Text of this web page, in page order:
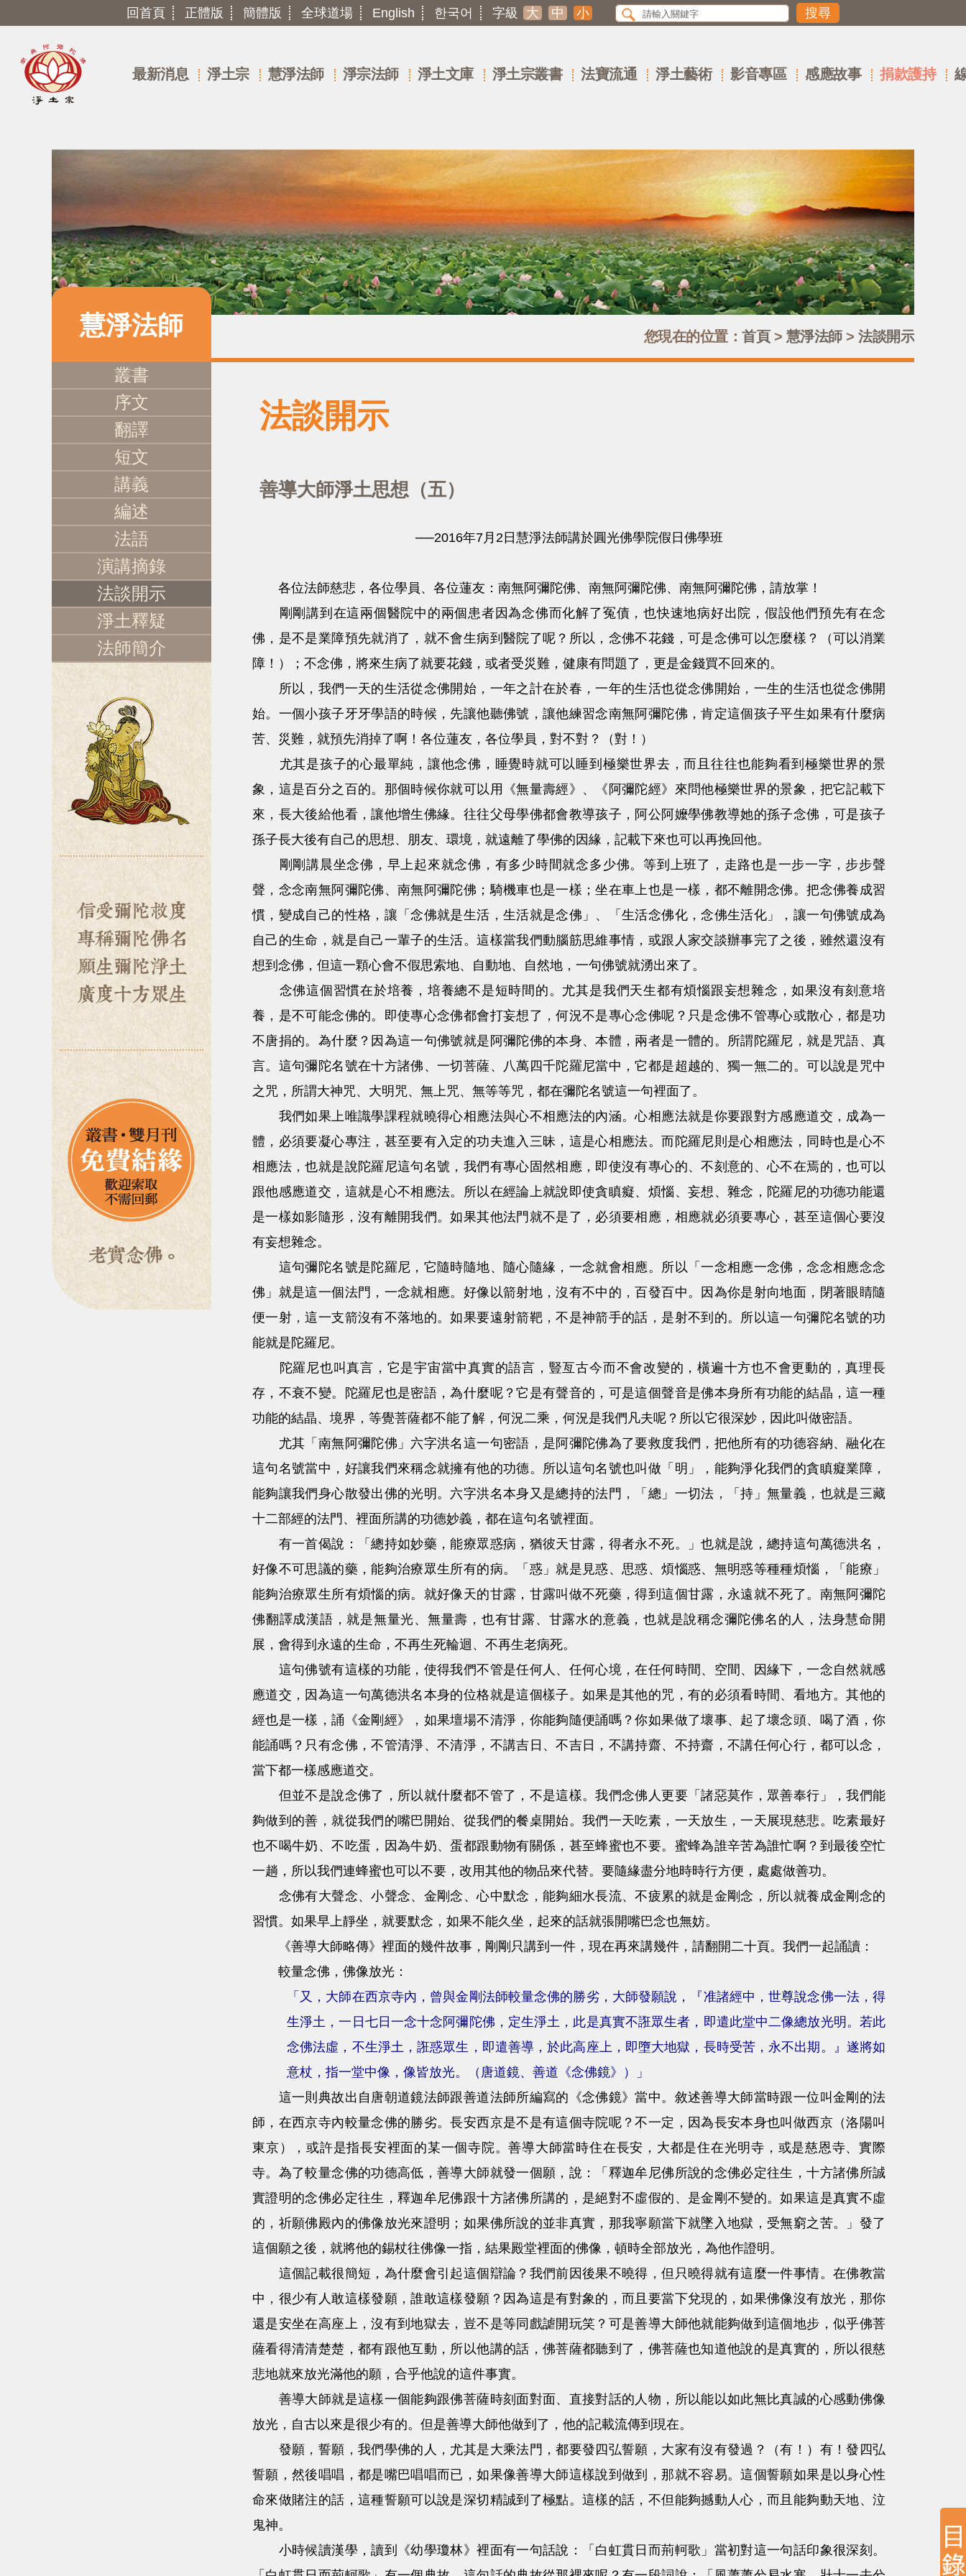
回首頁 正體版 簡體版 全球道場 English 한국어 字級 大 中 小
最新消息 淨土宗 慧淨法師 淨宗法師 淨土文庫 淨土宗叢書 法寶流通 淨土藝術 影音專區 感應故事 捐款護持
慧淨法師 您現在的位置： 首頁> 慧淨法師> 法談開示
叢書
序文
翻譯
短文
講義
編述
法語
演講摘錄
法談開示
淨土釋疑
法師簡介
法談開示
善導大師淨土思想（五）
──2016年7月2日慧淨法師講於圓光佛學院假日佛學班
各位法師慈悲，各位學員、各位蓮友：南無阿彌陀佛、南無阿彌陀佛、南無阿彌陀佛，請放掌！
剛剛講到在這兩個醫院中的兩個患者因為念佛而化解了冤債，也快速地病好出院，假設他們預先有在念
佛，是不是業障預先就消了，就不會生病到醫院了呢？所以，念佛不花錢，可是念佛可以怎麼樣？（可以消業
障！）；不念佛，將來生病了就要花錢，或者受災難，健康有問題了，更是金錢買不回來的。
所以，我們一天的生活從念佛開始，一年之計在於春，一年的生活也從念佛開始，一生的生活也從念佛開
始。一個小孩子牙牙學語的時候，先讓他聽佛號，讓他練習念南無阿彌陀佛，肯定這個孩子平生如果有什麼病
苦、災難，就預先消掉了啊！各位蓮友，各位學員，對不對？（對！）
尤其是孩子的心最單純，讓他念佛，睡覺時就可以睡到極樂世界去，而且往往也能夠看到極樂世界的景
象，這是百分之百的。那個時候你就可以用《無量壽經》、《阿彌陀經》來問他極樂世界的景象，把它記載下
來，長大後給他看，讓他增生佛緣。往往父母學佛都會教導孩子，阿公阿嬤學佛教導她的孫子念佛，可是孩子
孫子長大後有自己的思想、朋友、環境，就遠離了學佛的因緣，記載下來也可以再挽回他。
剛剛講晨坐念佛，早上起來就念佛，有多少時間就念多少佛。等到上班了，走路也是一步一字，步步聲
聲，念念南無阿彌陀佛、南無阿彌陀佛；騎機車也是一樣；坐在車上也是一樣，都不離開念佛。把念佛養成習
慣，變成自己的性格，讓「念佛就是生活，生活就是念佛」、「生活念佛化，念佛生活化」，讓一句佛號成為
自己的生命，就是自己一輩子的生活。這樣當我們動腦筋思維事情，或跟人家交談辦事完了之後，雖然還沒有
想到念佛，但這一顆心會不假思索地、自動地、自然地，一句佛號就湧出來了。
念佛這個習慣在於培養，培養總不是短時間的。尤其是我們天生都有煩惱跟妄想雜念，如果沒有刻意培
養，是不可能念佛的。即使專心念佛都會打妄想了，何況不是專心念佛呢？只是念佛不管專心或散心，都是功
不唐捐的。為什麼？因為這一句佛號就是阿彌陀佛的本身、本體，兩者是一體的。所謂陀羅尼，就是咒語、真
言。這句彌陀名號在十方諸佛、一切菩薩、八萬四千陀羅尼當中，它都是超越的、獨一無二的。可以說是咒中
之咒，所謂大神咒、大明咒、無上咒、無等等咒，都在彌陀名號這一句裡面了。
我們如果上唯識學課程就曉得心相應法與心不相應法的內涵。心相應法就是你要跟對方感應道交，成為一
體，必須要凝心專注，甚至要有入定的功夫進入三昧，這是心相應法。而陀羅尼則是心相應法，同時也是心不
相應法，也就是說陀羅尼這句名號，我們有專心固然相應，即使沒有專心的、不刻意的、心不在焉的，也可以
跟他感應道交，這就是心不相應法。所以在經論上就說即使貪瞋癡、煩惱、妄想、雜念，陀羅尼的功德功能還
是一樣如影隨形，沒有離開我們。如果其他法門就不是了，必須要相應，相應就必須要專心，甚至這個心要沒
有妄想雜念。
這句彌陀名號是陀羅尼，它隨時隨地、隨心隨緣，一念就會相應。所以「一念相應一念佛，念念相應念念
佛」就是這一個法門，一念就相應。好像以箭射地，沒有不中的，百發百中。因為你是射向地面，閉著眼睛隨
便一射，這一支箭沒有不落地的。如果要遠射箭靶，不是神箭手的話，是射不到的。所以這一句彌陀名號的功
能就是陀羅尼。
陀羅尼也叫真言，它是宇宙當中真實的語言，豎亙古今而不會改變的，橫遍十方也不會更動的，真理長
存，不衰不變。陀羅尼也是密語，為什麼呢？它是有聲音的，可是這個聲音是佛本身所有功能的結晶，這一種
功能的結晶、境界，等覺菩薩都不能了解，何況二乘，何況是我們凡夫呢？所以它很深妙，因此叫做密語。
尤其「南無阿彌陀佛」六字洪名這一句密語，是阿彌陀佛為了要救度我們，把他所有的功德容納、融化在
這句名號當中，好讓我們來稱念就擁有他的功德。所以這句名號也叫做「明」，能夠淨化我們的貪瞋癡業障，
能夠讓我們身心散發出佛的光明。六字洪名本身又是總持的法門，「總」一切法，「持」無量義，也就是三藏
十二部經的法門、裡面所講的功德妙義，都在這句名號裡面。
有一首偈說：「總持如妙藥，能療眾惑病，猶彼天甘露，得者永不死。」也就是說，總持這句萬德洪名，
好像不可思議的藥，能夠治療眾生所有的病。「惑」就是見惑、思惑、煩惱惑、無明惑等種種煩惱，「能療」
能夠治療眾生所有煩惱的病。就好像天的甘露，甘露叫做不死藥，得到這個甘露，永遠就不死了。南無阿彌陀
佛翻譯成漢語，就是無量光、無量壽，也有甘露、甘露水的意義，也就是說稱念彌陀佛名的人，法身慧命開
展，會得到永遠的生命，不再生死輪迴、不再生老病死。
這句佛號有這樣的功能，使得我們不管是任何人、任何心境，在任何時間、空間、因緣下，一念自然就感
應道交，因為這一句萬德洪名本身的位格就是這個樣子。如果是其他的咒，有的必須看時間、看地方。其他的
經也是一樣，誦《金剛經》，如果壇場不清淨，你能夠隨便誦嗎？你如果做了壞事、起了壞念頭、喝了酒，你
能誦嗎？只有念佛，不管清淨、不清淨，不講吉日、不吉日，不講持齋、不持齋，不講任何心行，都可以念，
當下都一樣感應道交。
但並不是說念佛了，所以就什麼都不管了，不是這樣。我們念佛人更要「諸惡莫作，眾善奉行」，我們能
夠做到的善，就從我們的嘴巴開始、從我們的餐桌開始。我們一天吃素，一天放生，一天展現慈悲。吃素最好
也不喝牛奶、不吃蛋，因為牛奶、蛋都跟動物有關係，甚至蜂蜜也不要。蜜蜂為誰辛苦為誰忙啊？到最後空忙
一趟，所以我們連蜂蜜也可以不要，改用其他的物品來代替。要隨緣盡分地時時行方便，處處做善功。
念佛有大聲念、小聲念、金剛念、心中默念，能夠細水長流、不疲累的就是金剛念，所以就養成金剛念的
習慣。如果早上靜坐，就要默念，如果不能久坐，起來的話就張開嘴巴念也無妨。
《善導大師略傳》裡面的幾件故事，剛剛只講到一件，現在再來講幾件，請翻開二十頁。我們一起誦讀：
較量念佛，佛像放光：
「又，大師在西京寺內，曾與金剛法師較量念佛的勝劣，大師發願說，『准諸經中，世尊說念佛一法，得
生淨土，一日七日一念十念阿彌陀佛，定生淨土，此是真實不誑眾生者，即遣此堂中二像總放光明。若此
念佛法虛，不生淨土，誑惑眾生，即遣善導，於此高座上，即墮大地獄，長時受苦，永不出期。』遂將如
意杖，指一堂中像，像皆放光。（唐道鏡、善道《念佛鏡》）」
這一則典故出自唐朝道鏡法師跟善道法師所編寫的《念佛鏡》當中。敘述善導大師當時跟一位叫金剛的法
師，在西京寺內較量念佛的勝劣。長安西京是不是有這個寺院呢？不一定，因為長安本身也叫做西京（洛陽叫
東京），或許是指長安裡面的某一個寺院。善導大師當時住在長安，大都是住在光明寺，或是慈恩寺、實際
寺。為了較量念佛的功德高低，善導大師就發一個願，說：「釋迦牟尼佛所說的念佛必定往生，十方諸佛所誠
實證明的念佛必定往生，釋迦牟尼佛跟十方諸佛所講的，是絕對不虛假的、是金剛不變的。如果這是真實不虛
的，祈願佛殿內的佛像放光來證明；如果佛所說的並非真實，那我寧願當下就墜入地獄，受無窮之苦。」發了
這個願之後，就將他的錫杖往佛像一指，結果殿堂裡面的佛像，頓時全部放光，為他作證明。
這個記載很簡短，為什麼會引起這個辯論？我們前因後果不曉得，但只曉得就有這麼一件事情。在佛教當
中，很少有人敢這樣發願，誰敢這樣發願？因為這是有對象的，而且要當下兌現的，如果佛像沒有放光，那你
還是安坐在高座上，沒有到地獄去，豈不是等同戲謔開玩笑？可是善導大師他就能夠做到這個地步，似乎佛菩
薩看得清清楚楚，都有跟他互動，所以他講的話，佛菩薩都聽到了，佛菩薩也知道他說的是真實的，所以很慈
悲地就來放光滿他的願，合乎他說的這件事實。
善導大師就是這樣一個能夠跟佛菩薩時刻面對面、直接對話的人物，所以能以如此無比真誠的心感動佛像
放光，自古以來是很少有的。但是善導大師他做到了，他的記載流傳到現在。
發願，誓願，我們學佛的人，尤其是大乘法門，都要發四弘誓願，大家有沒有發過？（有！）有！發四弘
誓願，然後唱唱，都是嘴巴唱唱而已，如果像善導大師這樣說到做到，那就不容易。這個誓願如果是以身心性
命來做賭注的話，這種誓願可以說是深切精誠到了極點。這樣的話，不但能夠撼動人心，而且能夠動天地、泣
鬼神。
小時候讀漢學，讀到《幼學瓊林》裡面有一句話說：「白虹貫日而荊軻歌」當初對這一句話印象很深刻。